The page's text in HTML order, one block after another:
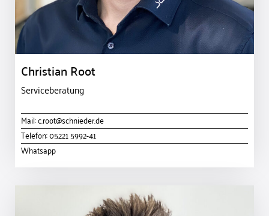
Christian Root
Serviceberatung
Mail:c.root@schnieder.de
Telefon:05221 5992-41
Whatsapp